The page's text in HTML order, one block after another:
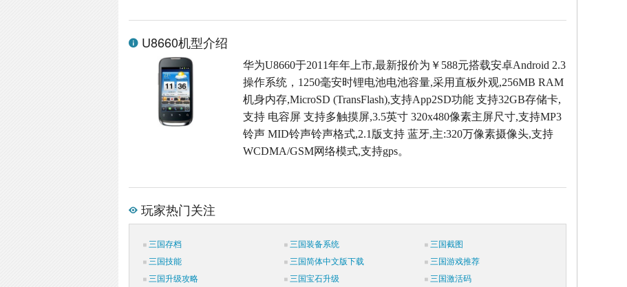
U8660机型介绍
华为U8660于2011年年上市,最新报价为￥588元搭载安卓Android 2.3
操作系统，1250毫安时锂电池电池容量,采用直板外观,256MB RAM
机身内存,MicroSD (TransFlash),支持App2SD功能 支持32GB存储卡,
支持 电容屏 支持多触摸屏,3.5英寸 320x480像素主屏尺寸,支持MP3
铃声 MID铃声铃声格式,2.1版支持 蓝牙,主:320万像素摄像头,支持
WCDMA/GSM网络模式,支持gps。
玩家热门关注
三国存档 三国装备系统
三国截图
三国技能
三国简体中文版下载
三国游戏推荐
三国升级攻略
三国宝石升级 三国激活码